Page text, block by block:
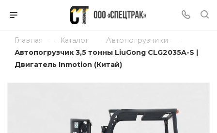
Главная — Каталог — Автопогрузчики —
Автопогрузчик 3,5 тонны LiuGong CLG2035A-S |
Двигатель Inmotion (Китай)